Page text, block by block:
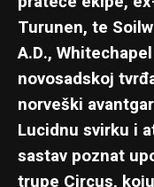
Turunen, te
A.D.,
novosadskoj
norveški
Lucidnu svirku i
sastav poznat
trupe Circus,